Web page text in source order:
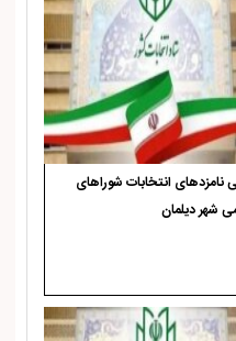
نامزدهای انتخابات شوراهای
شهر دیلمان